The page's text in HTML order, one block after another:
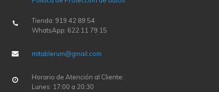
Tienda: 919 42 89 54
WhatsApp: 622 11 79 15
mitablerum@gmail.com
Horario de Atención al Cliente:
Lunes: 17:00 a 20:30